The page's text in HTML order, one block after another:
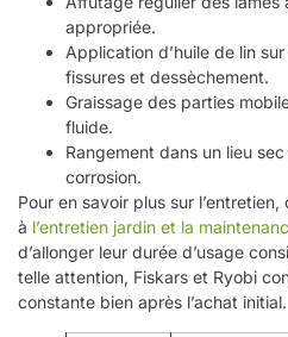
appropriée.
Application d’huile de lin
fissures et dessèchement.
Graissage des parties
fluide.
Rangement dans un lieu
corrosion.
Pour en savoir plus sur
à l’entretien jardin et la
d’allonger leur durée d’usage
telle attention, Fiskars et Ryobi
constante bien après l’achat initial.